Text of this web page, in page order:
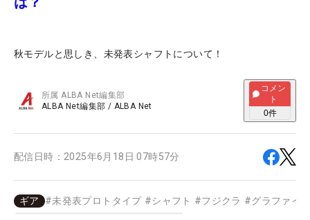
秋モデルと思しき、未発表シャフトについて！
所属ALBA Net編集部
ALBA Net編集部 / ALBA Net
コメン
ト
0件
配信日時： 2025年6月18日 07時57分
ギア #未発表プロトタイプ #シャフト #フジクラ #グラファイ